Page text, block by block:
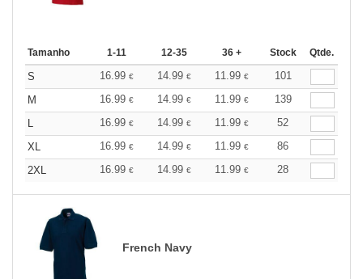
Tamanho 1-11 12-35 36 + Stock Qtde.
S 16.99 € 14.99 € 11.99 €
101
M
16.99 € 14.99 € 11.99 €
139
L
16.99 € 14.99 € 11.99 €
52
XL
16.99 € 14.99 € 11.99 €
86
2XL
16.99 € 14.99 € 11.99 € 28
French Navy